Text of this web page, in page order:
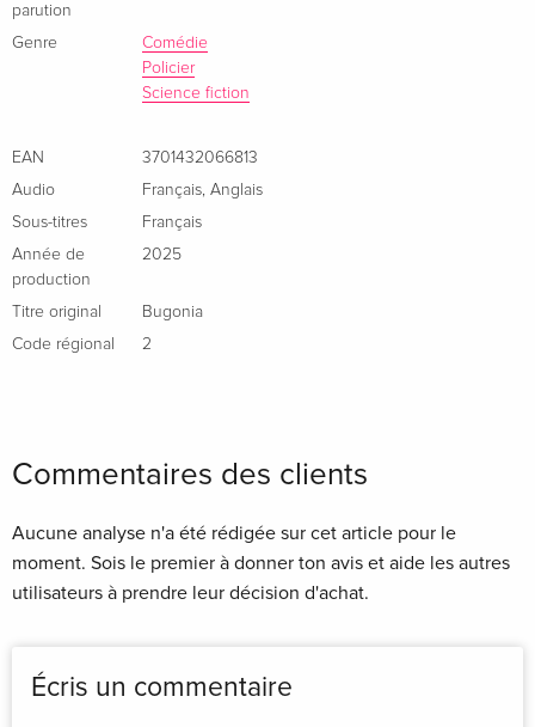
parution
Genre
Comédie
Policier
Science fiction
EAN
3701432066813
Audio
Français Anglais
Sous-titres
Français
Année de
production
2025
Titre original
Bugonia
Code régional
2
Commentaires des clients
Aucune analyse n'a été rédigée sur cet article pour le
moment. Sois le premier à donner ton avis et aide les autres
utilisateurs à prendre leur décision d'achat.
Écris un commentaire